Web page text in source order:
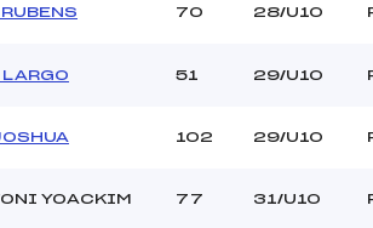
70 28/U10
51 29/U10
102 29/U10
YOACKIM 77 31/U10